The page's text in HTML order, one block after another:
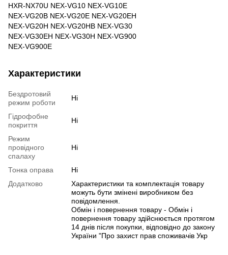
HXR-NX70U NEX-VG10 NEX-VG10E
NEX-VG20B NEX-VG20E NEX-VG20EH
NEX-VG20H NEX-VG20HB NEX-VG30
NEX-VG30EH NEX-VG30H NEX-VG900
NEX-VG900E
Характеристики
Бездротовий
режим роботи
Ні
Гідрофобне
покриття
Ні
Режим
провідного
спалаху
Ні
Тонка оправа
Ні
Додатково
Характеристики та комплектація товару
можуть бути змінені виробником без
повідомлення.
Обмін і повернення товару - Обмін і
повернення товару здійснюється протягом
14 днів після покупки, відповідно до закону
України "Про захист прав споживачів Укр